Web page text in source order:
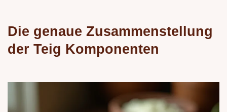
Die genaue Zusammenstellung
der Teig Komponenten